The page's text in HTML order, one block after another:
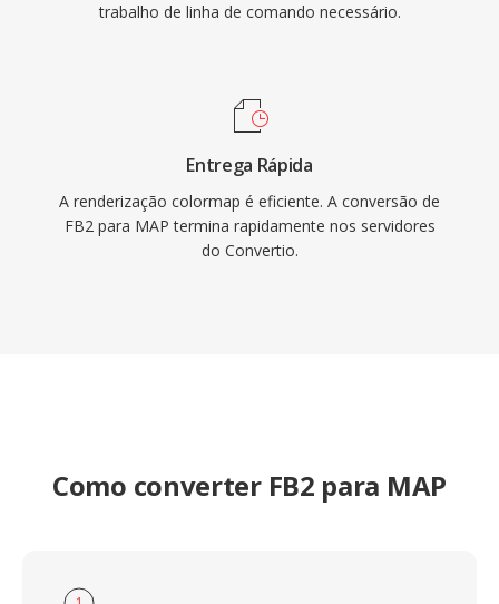
trabalho de linha de comando necessário.
Entrega Rápida
A renderização colormap é eficiente. A conversão de
FB2 para MAP termina rapidamente nos servidores
do Convertio.
Como converter FB2 para MAP